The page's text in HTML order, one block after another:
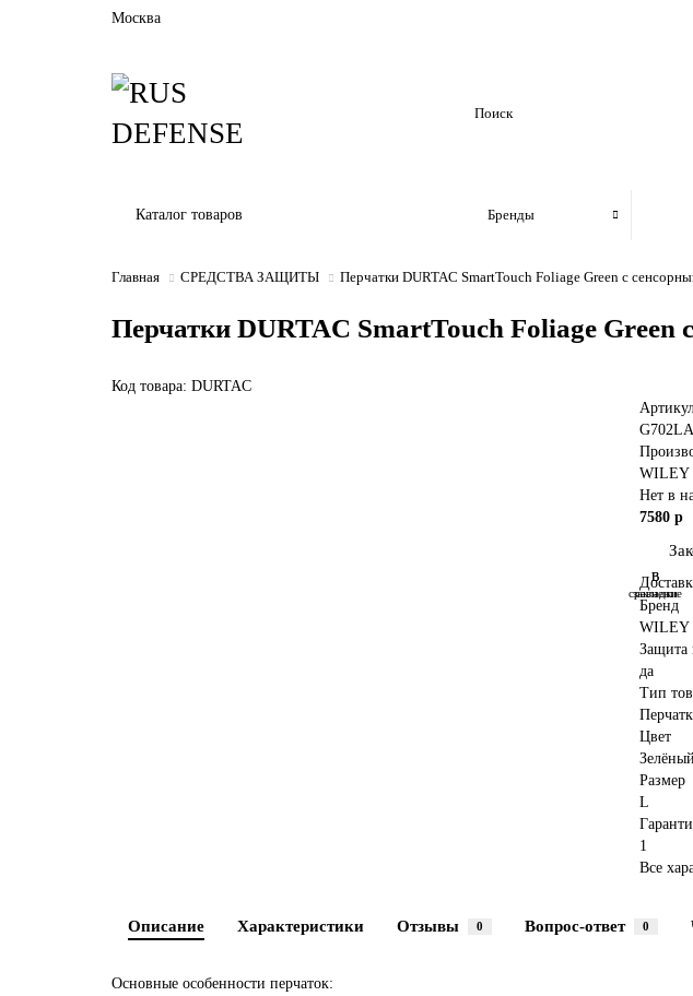
Москва
Каталог товаров Бренды
Главная СРЕДСТВА ЗАЩИТЫ Перчатки DURTAC SmartTouch Foliage Green с
Перчатки DURTAC SmartTouch Foliage
Код товара: DURTAC
G702LA
WILEY
Нет в
7580 р
В
закладки
В
сравнение
Бренд
WILEY
Защита
да
Тип
Цвет
Зелёный
Размер
L
1
Все
Описание Характеристики Отзывы 0 Вопрос-ответ 0
Основные особенности перчаток: